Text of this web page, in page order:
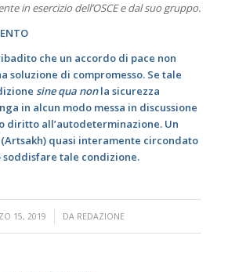
in esercizio dell’OSCE e dal suo gruppo.
che un accordo di pace non
soluzione di compromesso. Se tale
sine qua nonla sicurezza
in alcun modo messa in discussione
diritto all’autodeterminazione. Un
quasi interamente circondato
tale condizione.
15, 2019
/ DA REDAZIONE